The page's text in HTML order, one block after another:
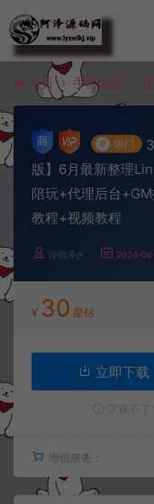
首页 手游资源
# 热门
版】6月最新整理
陪玩+代理后台
教程+视频教程
冷雨泽ღ 2024-06-
¥ 30 星钻
立即下载
增值服务：